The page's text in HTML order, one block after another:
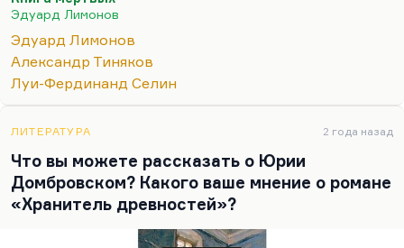
У Лимонова, как ни странно, при всем его
героизме и самолюбовании героическом тоже,
проскакивали иногда абсолютно тиняковские
интонации. Он это воспринял через Селина, а
любование мерзостью своей, понюхивание своих
подмышек. Это было и органично и талантливо,…
Эдуард Лимонов
Эдуард Лимонов
Александр Тиняков
Луи-Фердинанд Селин
ЛИТЕРАТУРА 2 года назад
Что вы можете рассказать о Юрии
Домбровском? Какого ваше мнение о романе
«Хранитель древностей»?